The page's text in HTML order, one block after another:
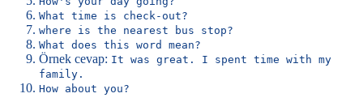
What time is check-out?
where is the nearest bus stop?
What does this word mean?
Örnek cevap: It was great. I spent time with my
family.
How about you?